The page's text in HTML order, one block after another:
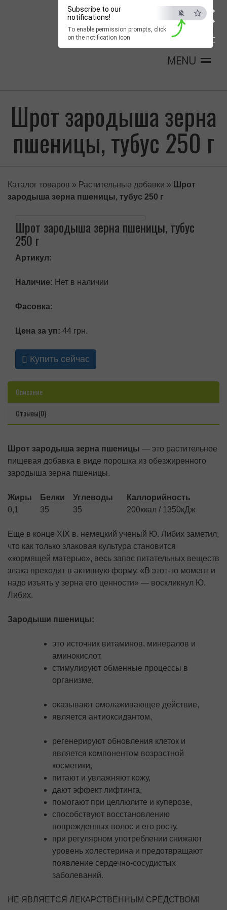
×
ESC
Subscribe to our
notifications!
To enable permission prompts, click
on the notification icon
MENU
Шрот зародыша зерна
пшеницы, тубус 250 г
Каталог товаров » Растительные добавки » Шрот
зародыша зерна пшеницы, тубус 250 г
Шрот зародыша зерна пшеницы, тубус
250 г
Артикул:
Наличие: Нет в наличии
Фасовка:
Цена за уп: 44 грн.
Купить сейчас
Описание
Отзывы(0)
Шрот зародыша зерна пшеницы — это растительное
пищевая добавка в виде порошка из обезжиренного
зародыша зерна пшеницы.
Жиры Белки Углеводы
Каллорийность
0,1
35 35 200ккал / 1350кДж
Еще в конце XIX в. немецкий ученый Ю. Либих заметил,
что как только злаковая культура становится
«кормящей матерью», весь запас питательных веществ
злака преходит в активную форму. «В этот-то момент и
надо изъять у зерна его ценности» — воскликнул Ю.
Либих.
Зародыши пшеницы:
это источник витаминов, минералов и
аминокислот,
стимулируют обменные процессы в
организме,
оказывают омолаживающее действие,
является антиоксидантом,
регенерируют обновления клеток и
является компонентом возрастной
косметики,
питают и увлажняют кожу,
дают эффект лифтинга,
помогают при целлюлите и куперозе,
способствуют восстановлению
поврежденных волос и его росту,
при регулярном употреблении снижают
уровень холестерина и предотвращают
появление сердечно-сосудистых
заболеваний.
НЕ ЯВЛЯЕТСЯ ЛЕКАРСТВЕННЫМ СРЕДСТВОМ!